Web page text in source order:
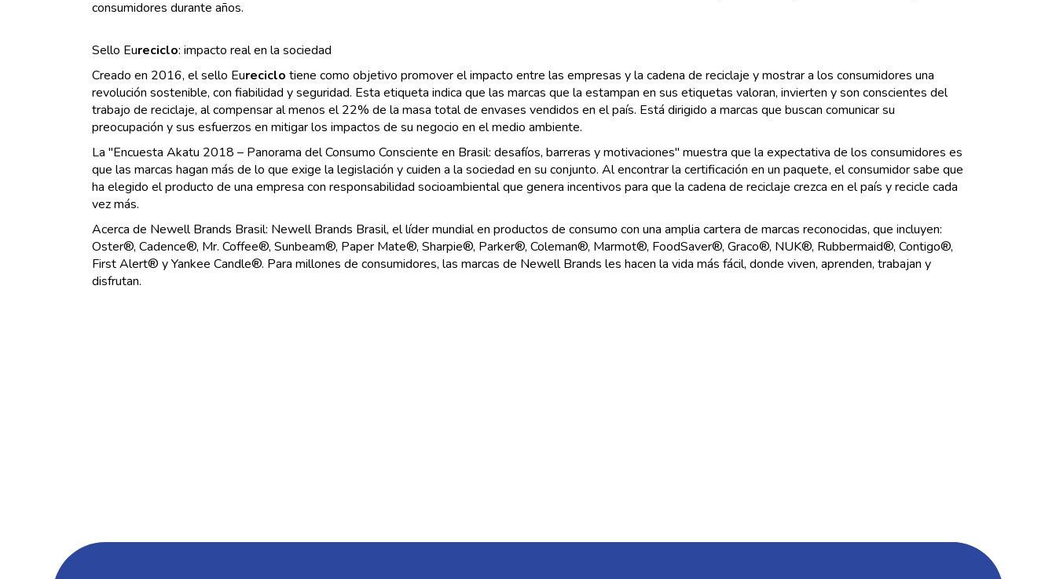
consumidores durante años.
Sello Eureciclo: impacto real en la sociedad
Creado en 2016, el sello Eureciclo tiene como objetivo promover el impacto entre las empresas y la cadena de reciclaje y mostrar a los consumidores una
revolución sostenible, con fiabilidad y seguridad. Esta etiqueta indica que las marcas que la estampan en sus etiquetas valoran, invierten y son conscientes del
trabajo de reciclaje, al compensar al menos el 22% de la masa total de envases vendidos en el país. Está dirigido a marcas que buscan comunicar su
preocupación y sus esfuerzos en mitigar los impactos de su negocio en el medio ambiente.
La "Encuesta Akatu 2018 – Panorama del Consumo Consciente en Brasil: desafíos, barreras y motivaciones" muestra que la expectativa de los consumidores es
que las marcas hagan más de lo que exige la legislación y cuiden a la sociedad en su conjunto. Al encontrar la certificación en un paquete, el consumidor sabe que
ha elegido el producto de una empresa con responsabilidad socioambiental que genera incentivos para que la cadena de reciclaje crezca en el país y recicle cada
vez más.
Acerca de Newell Brands Brasil: Newell Brands Brasil, el líder mundial en productos de consumo con una amplia cartera de marcas reconocidas, que incluyen:
Oster®, Cadence®, Mr. Coffee®, Sunbeam®, Paper Mate®, Sharpie®, Parker®, Coleman®, Marmot®, FoodSaver®, Graco®, NUK®, Rubbermaid®, Contigo®,
First Alert® y Yankee Candle®. Para millones de consumidores, las marcas de Newell Brands les hacen la vida más fácil, donde viven, aprenden, trabajan y
disfrutan.